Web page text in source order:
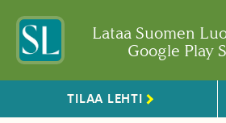
Lataa Suomen
Google Play
TILAA LEHTI